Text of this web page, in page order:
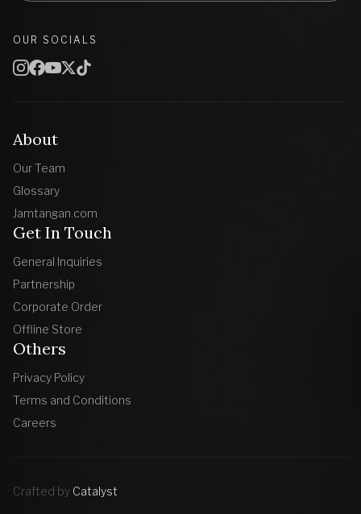
About
Our Team
Glossary
Jamtangan.com
Get In Touch
General Inquiries
Partnership
Corporate Order
Offline Store
Others
Privacy Policy
Terms and Conditions
Careers
OUR SOCIALS
Crafted by Catalyst